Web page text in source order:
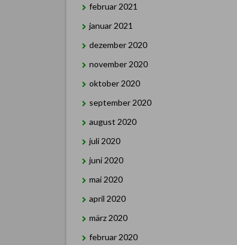
februar 2021
januar 2021
dezember 2020
november 2020
oktober 2020
september 2020
august 2020
juli 2020
juni 2020
mai 2020
april 2020
märz 2020
februar 2020